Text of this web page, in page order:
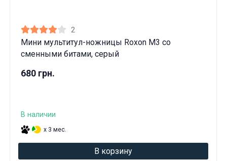
2
Мини мультитул-ножницы Roxon M3 со
сменными битами, серый
680 грн.
В наличии
x 3 мес.
В корзину